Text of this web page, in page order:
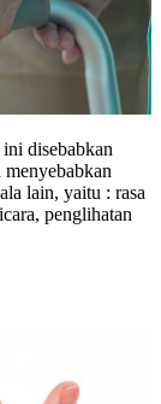
disebabkan
lain, yaitu : rasa
penglihatan